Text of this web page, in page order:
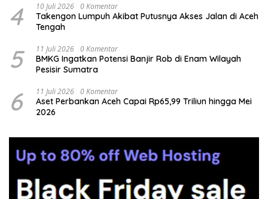
4 10 Juli 2026 0 Komentar
Takengon Lumpuh Akibat Putusnya Akses Jalan di Aceh
Tengah
5 11 Juli 2026 0 Komentar
BMKG Ingatkan Potensi Banjir Rob di Enam Wilayah
Pesisir Sumatra
6 11 Juli 2026 0 Komentar
Aset Perbankan Aceh Capai Rp65,99 Triliun hingga Mei
2026